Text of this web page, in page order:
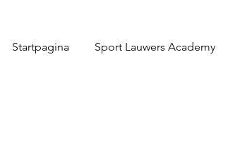
Startpagina Sport Lauwers Academy